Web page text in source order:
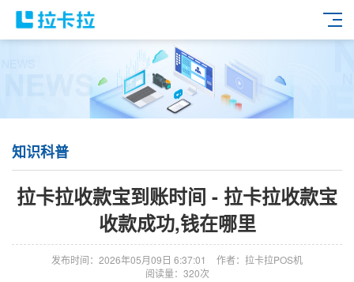
知识科普
拉卡拉收款宝到账时间 - 拉卡拉收款宝
收款成功,钱在哪里
发布时间：2026年05月09日 6:37:01
作者：拉卡拉POS机
阅读量：320次